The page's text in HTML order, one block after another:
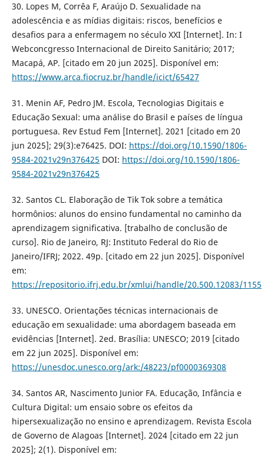
30. Lopes M, Corrêa F, Araújo D. Sexualidade na
adolescência e as mídias digitais: riscos, benefícios e
desafios para a enfermagem no século XXI [Internet]. In: I
Webconcgresso Internacional de Direito Sanitário; 2017;
Macapá, AP. [citado em 20 jun 2025]. Disponível em:
https://www.arca.fiocruz.br/handle/icict/65427
31. Menin AF, Pedro JM. Escola, Tecnologias Digitais e
Educação Sexual: uma análise do Brasil e países de língua
portuguesa. Rev Estud Fem [Internet]. 2021 [citado em 20
jun 2025]; 29(3):e76425. DOI: https://doi.org/10.1590/1806-
9584-2021v29n376425 DOI: https://doi.org/10.1590/1806-
9584-2021v29n376425
32. Santos CL. Elaboração de Tik Tok sobre a temática
hormônios: alunos do ensino fundamental no caminho da
aprendizagem significativa. [trabalho de conclusão de
curso]. Rio de Janeiro, RJ: Instituto Federal do Rio de
Janeiro/IFRJ; 2022. 49p. [citado em 22 jun 2025]. Disponível
em:
https://repositorio.ifrj.edu.br/xmlui/handle/20.500.12083/1155
33. UNESCO. Orientações técnicas internacionais de
educação em sexualidade: uma abordagem baseada em
evidências [Internet]. 2ed. Brasília: UNESCO; 2019 [citado
em 22 jun 2025]. Disponível em:
https://unesdoc.unesco.org/ark:/48223/pf0000369308
34. Santos AR, Nascimento Junior FA. Educação, Infância e
Cultura Digital: um ensaio sobre os efeitos da
hipersexualização no ensino e aprendizagem. Revista Escola
de Governo de Alagoas [Internet]. 2024 [citado em 22 jun
2025]; 2(1). Disponível em: